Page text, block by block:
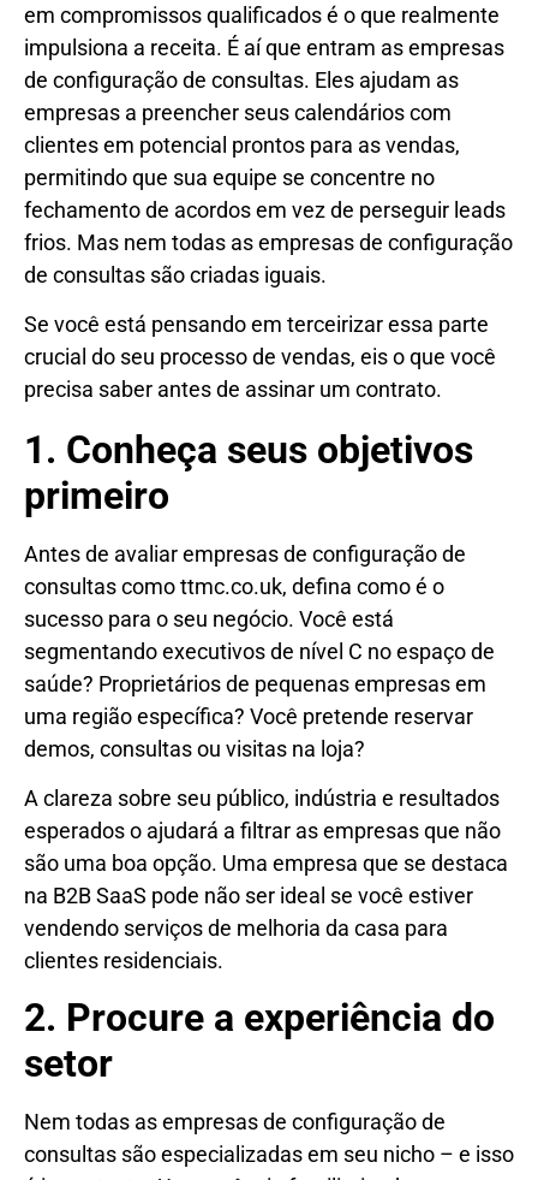
em compromissos qualificados é o que realmente
impulsiona a receita. É aí que entram as empresas
de configuração de consultas. Eles ajudam as
empresas a preencher seus calendários com
clientes em potencial prontos para as vendas,
permitindo que sua equipe se concentre no
fechamento de acordos em vez de perseguir leads
frios. Mas nem todas as empresas de configuração
de consultas são criadas iguais.
Se você está pensando em terceirizar essa parte
crucial do seu processo de vendas, eis o que você
precisa saber antes de assinar um contrato.
1. Conheça seus objetivos
primeiro
Antes de avaliar empresas de configuração de
consultas como ttmc.co.uk, defina como é o
sucesso para o seu negócio. Você está
segmentando executivos de nível C no espaço de
saúde? Proprietários de pequenas empresas em
uma região específica? Você pretende reservar
demos, consultas ou visitas na loja?
A clareza sobre seu público, indústria e resultados
esperados o ajudará a filtrar as empresas que não
são uma boa opção. Uma empresa que se destaca
na B2B SaaS pode não ser ideal se você estiver
vendendo serviços de melhoria da casa para
clientes residenciais.
2. Procure a experiência do
setor
Nem todas as empresas de configuração de
consultas são especializadas em seu nicho – e isso